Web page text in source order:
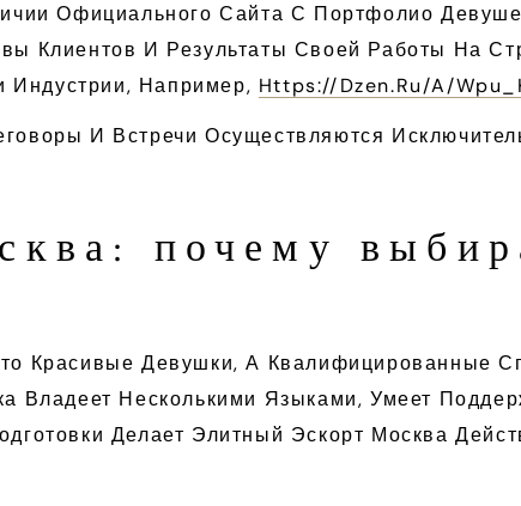
Официального Сайта С Портфолио
Клиентов И Результаты Своей Работы На
Например, Https://dzen.ru/a/
И Встречи Осуществляются
почему
Красивые Девушки, А Квалифицированные
Владеет Несколькими Языками, Умеет
Делает Элитный Эскорт Москва